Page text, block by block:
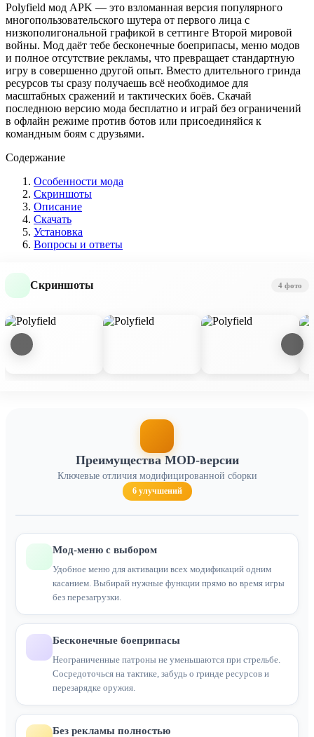
Polyfield мод APK — это взломанная версия популярного
многопользовательского шутера от первого лица с
низкополигональной графикой в сеттинге Второй мировой
войны. Мод даёт тебе бесконечные боеприпасы, меню модов
и полное отсутствие рекламы, что превращает стандартную
игру в совершенно другой опыт. Вместо длительного гринда
ресурсов ты сразу получаешь всё необходимое для
масштабных сражений и тактических боёв. Скачай
последнюю версию мода бесплатно и играй без ограничений
в офлайн режиме против ботов или присоединяйся к
командным боям с друзьями.
Содержание
Особенности мода
Скриншоты
Описание
Скачать
Установка
Вопросы и ответы
Скриншоты 4 фото
Преимущества MOD-версии
Ключевые отличия модифицированной сборки
6 улучшений
Мод-меню с выбором
Удобное меню для активации всех модификаций одним
касанием. Выбирай нужные функции прямо во время игры
без перезагрузки.
Бесконечные боеприпасы
Неограниченные патроны не уменьшаются при стрельбе.
Сосредоточься на тактике, забудь о гринде ресурсов и
перезарядке оружия.
Без рекламы полностью